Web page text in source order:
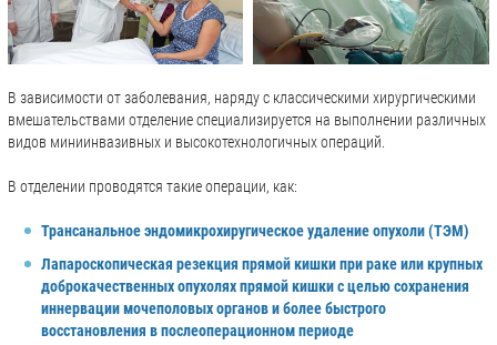
В зависимости от заболевания, наряду с классическими хирургическими
вмешательствами отделение специализируется на выполнении различных
видов миниинвазивных и высокотехнологичных операций.
В отделении проводятся такие операции, как:
Трансанальное эндомикрохиругическое удаление опухоли (ТЭМ)
Лапароскопическая резекция прямой кишки при раке или крупных
доброкачественных опухолях прямой кишки с целью сохранения
иннервации мочеполовых органов и более быстрого
восстановления в послеоперационном периоде